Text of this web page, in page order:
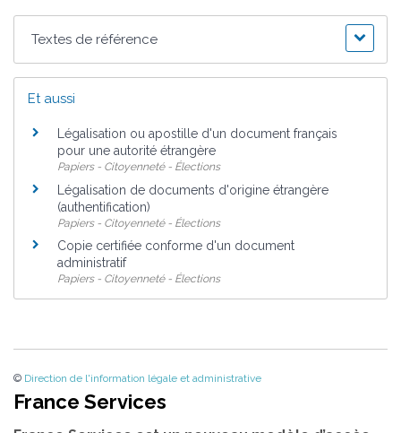
Textes de référence
Et aussi
Légalisation ou apostille d'un document français
pour une autorité étrangère
Papiers - Citoyenneté - Élections
Légalisation de documents d'origine étrangère
(authentification)
Papiers - Citoyenneté - Élections
Copie certifiée conforme d'un document
administratif
Papiers - Citoyenneté - Élections
© Direction de l'information légale et administrative
France Services